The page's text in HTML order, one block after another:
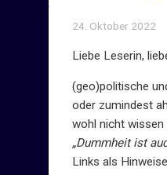
24. Oktober 2022
Liebe Leserin,
(geo)politische
oder zumindest
wohl nicht wissen
„Dummheit ist
Links als